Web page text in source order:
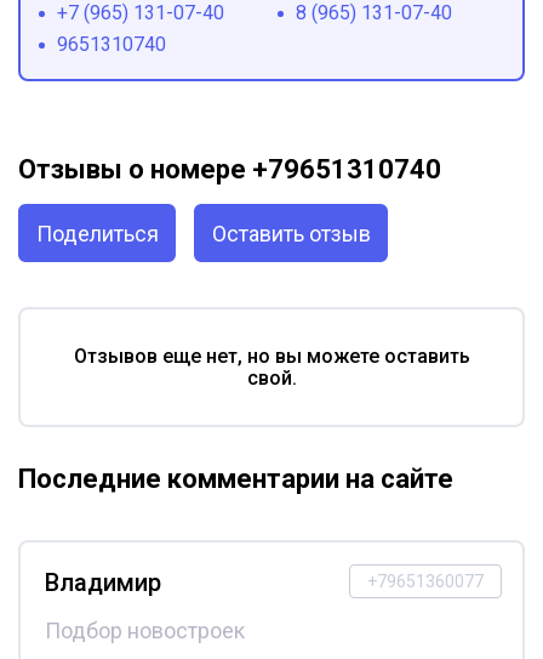
+7 (965) 131-07-40
8 (965) 131-07-40
9651310740
Отзывы о номере +79651310740
Поделиться Оставить отзыв
Отзывов еще нет, но вы можете оставить
свой.
Последние комментарии на сайте
+79651360077
Владимир
Подбор новостроек